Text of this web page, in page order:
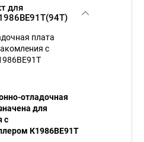
для
плата
с
отладочная
для
с
К1986ВЕ91Т